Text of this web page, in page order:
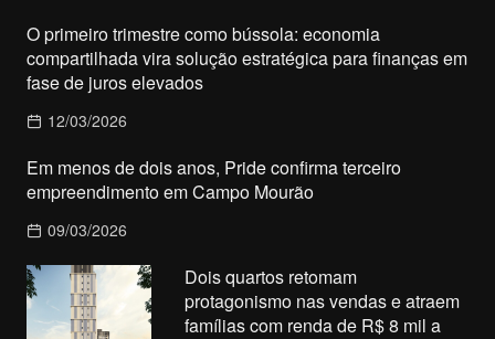
O primeiro trimestre como bússola: economia
compartilhada vira solução estratégica para finanças em
fase de juros elevados
12/03/2026
Em menos de dois anos, Pride confirma terceiro
empreendimento em Campo Mourão
09/03/2026
Dois quartos retomam
protagonismo nas vendas e atraem
famílias com renda de R$ 8 mil a